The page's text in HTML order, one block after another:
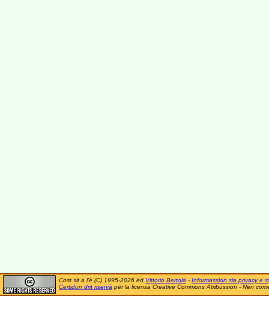
Cost sit a l'è (C) 1995-2026 ëd Vittorio Bertola - Informassion sla privacy e
Certidun drit riservà për la licensa Creative Commons Atribussion - Nen